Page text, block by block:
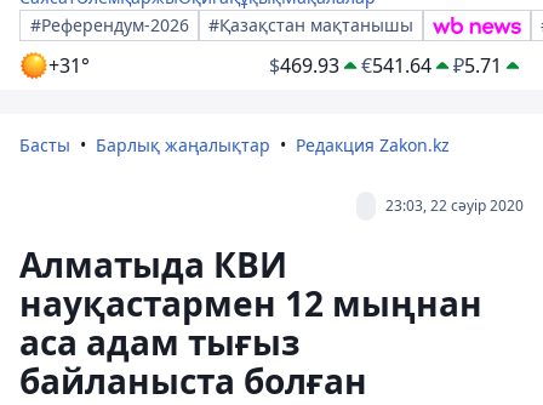
#Референдум-2026
#Қазақстан мақтанышы
+31° $469.93 €541.64 ₽5.71
Басты Барлық жаңалықтар Редакция Zakon.kz
23:03, 22 сәуір 2020
Алматыда КВИ
науқастармен 12 мыңнан
аса адам тығыз
байланыста болған